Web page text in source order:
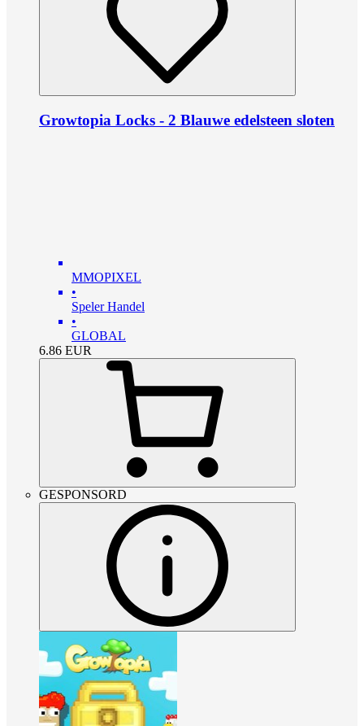
Growtopia Locks - 2 Blauwe edelsteen sloten
MMOPIXEL
•
Speler Handel
•
GLOBAL
6.86 EUR
GESPONSORD